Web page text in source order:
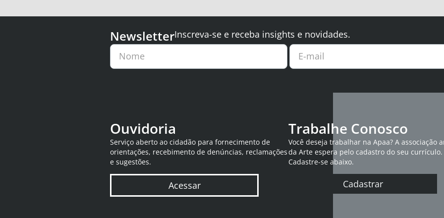
NewsletterInscreva-se e receba insights e novidades.
Nome
E-mail
Ouvidoria
Serviço aberto ao cidadão para fornecimento de
orientações, recebimento de denúncias, reclamações
e sugestões.
Acessar
Trabalhe Conosco
Você deseja trabalhar na Apaa? A associação
da Arte espera pelo cadastro do seu currículo.
Cadastre-se abaixo.
Cadastrar